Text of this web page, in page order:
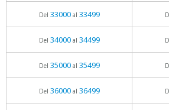
Del 33000al 33499
Del 34000al 34499
Del 35000al 35499
Del 36000al 36499